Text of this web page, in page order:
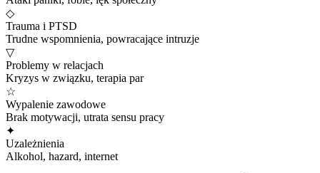
◇
Trauma i PTSD
Trudne wspomnienia, powracające intruzje
▽
Problemy w relacjach
Kryzys w związku, terapia par
☆
Wypalenie zawodowe
Brak motywacji, utrata sensu pracy
✦
Uzależnienia
Alkohol, hazard, internet